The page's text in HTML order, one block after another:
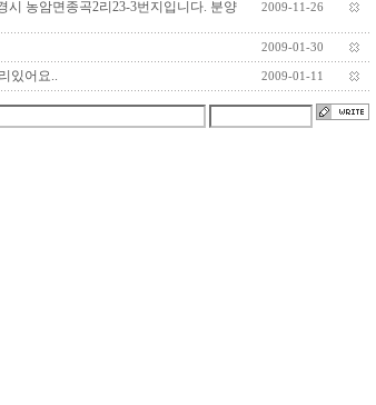
시 농암면종곡2리23-3번지입니다. 분양
2009-11-26
2009-01-30
있어요.. 2009-01-11